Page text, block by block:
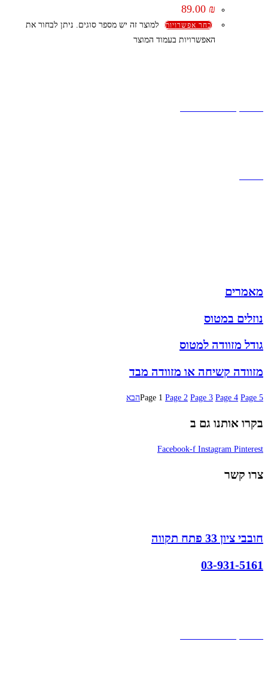
89.00 ₪
בחר אפשרויות
למוצר זה יש מספר סוגים. ניתן לבחור את
האפשרויות בעמוד המוצר
מאמרים
נוזלים במטוס
גודל מזוודה למטוס
מזוודה קשיחה או מזוודה מבד
Page 1 Page 2 Page 3 Page 4 Page 5 הבא
בקרו אותנו גם ב
Facebook-f Instagram Pinterest
צרו קשר
חובבי ציון 33 פתח תקווה
03-931-5161